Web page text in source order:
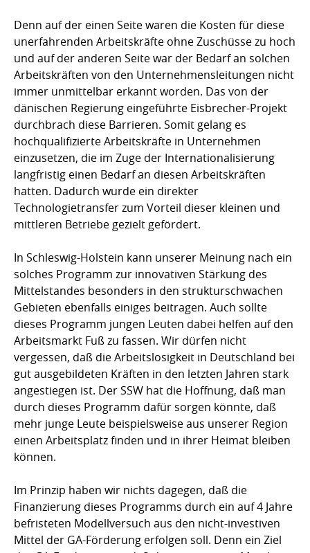
Denn auf der einen Seite waren die Kosten für diese
unerfahrenden Arbeitskräfte ohne Zuschüsse zu hoch
und auf der anderen Seite war der Bedarf an solchen
Arbeitskräften von den Unternehmensleitungen nicht
immer unmittelbar erkannt worden. Das von der
dänischen Regierung eingeführte Eisbrecher-Projekt
durchbrach diese Barrieren. Somit gelang es
hochqualifizierte Arbeitskräfte in Unternehmen
einzusetzen, die im Zuge der Internationalisierung
langfristig einen Bedarf an diesen Arbeitskräften
hatten. Dadurch wurde ein direkter
Technologietransfer zum Vorteil dieser kleinen und
mittleren Betriebe gezielt gefördert.
In Schleswig-Holstein kann unserer Meinung nach ein
solches Programm zur innovativen Stärkung des
Mittelstandes besonders in den strukturschwachen
Gebieten ebenfalls einiges beitragen. Auch sollte
dieses Programm jungen Leuten dabei helfen auf den
Arbeitsmarkt Fuß zu fassen. Wir dürfen nicht
vergessen, daß die Arbeitslosigkeit in Deutschland bei
gut ausgebildeten Kräften in den letzten Jahren stark
angestiegen ist. Der SSW hat die Hoffnung, daß man
durch dieses Programm dafür sorgen könnte, daß
mehr junge Leute beispielsweise aus unserer Region
einen Arbeitsplatz finden und in ihrer Heimat bleiben
können.
Im Prinzip haben wir nichts dagegen, daß die
Finanzierung dieses Programms durch ein auf 4 Jahre
befristeten Modellversuch aus den nicht-investiven
Mittel der GA-Förderung erfolgen soll. Denn ein Ziel